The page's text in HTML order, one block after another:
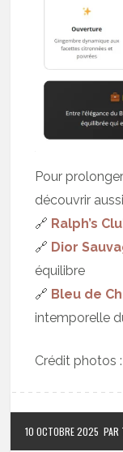
Pour
découvrir
🔗 Ralph’s
🔗 Dior
équilibre
🔗 Bleu de
intemporelle
Crédit photos
10 OCTOBRE 2025 PAR